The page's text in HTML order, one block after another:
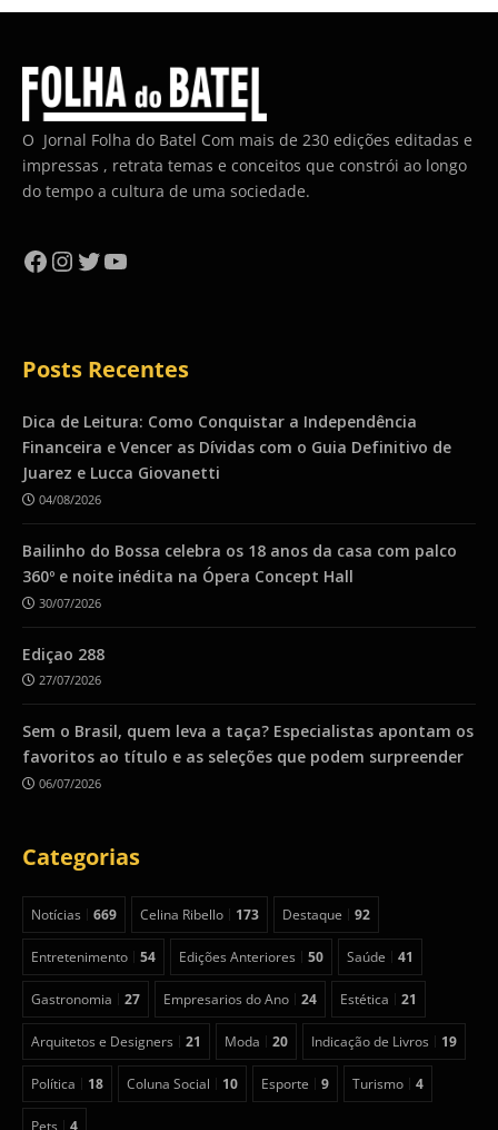
O Jornal Folha do Batel Com mais de 230 edições editadas e
impressas , retrata temas e conceitos que constrói ao longo
do tempo a cultura de uma sociedade.
Facebook
Instagram
Twitter
YouTube
Posts Recentes
Dica de Leitura: Como Conquistar a Independência
Financeira e Vencer as Dívidas com o Guia Definitivo de
Juarez e Lucca Giovanetti
04/08/2026
Bailinho do Bossa celebra os 18 anos da casa com palco
360º e noite inédita na Ópera Concept Hall
30/07/2026
Ediçao 288
27/07/2026
Sem o Brasil, quem leva a taça? Especialistas apontam os
favoritos ao título e as seleções que podem surpreender
06/07/2026
Categorias
Notícias 669 Celina Ribello 173 Destaque 92
Entretenimento 54 Edições Anteriores 50 Saúde 41
Gastronomia 27 Empresarios do Ano 24 Estética 21
Arquitetos e Designers 21 Moda 20 Indicação de Livros 19
Política 18 Coluna Social 10 Esporte 9 Turismo 4
Pets 4